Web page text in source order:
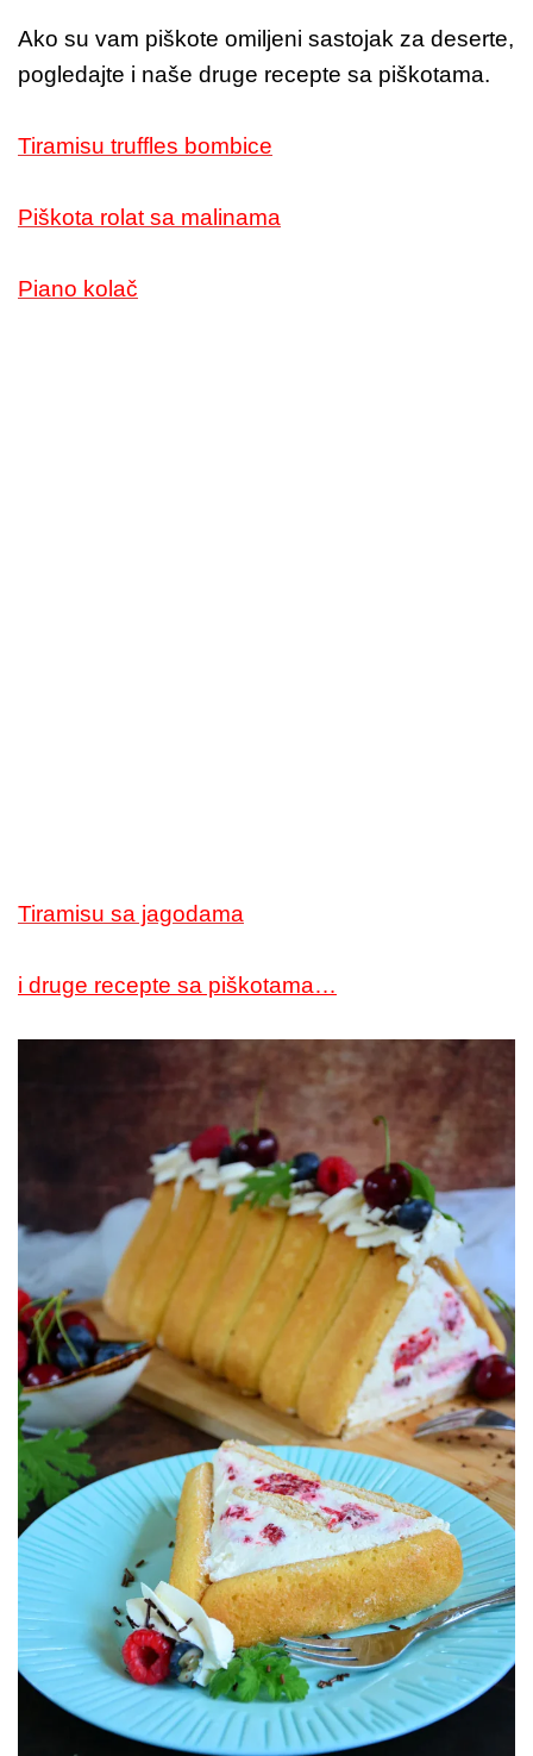
Ako su vam piškote omiljeni sastojak za deserte,
pogledajte i naše druge recepte sa piškotama.
Tiramisu truffles bombice
Piškota rolat sa malinama
Piano kolač
Tiramisu sa jagodama
i druge recepte sa piškotama…